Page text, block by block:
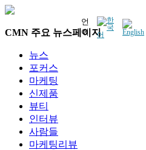
언
어
CMN 주요 뉴스페이지
뉴스
포커스
마케팅
신제품
뷰티
인터뷰
사람들
마케팅리뷰